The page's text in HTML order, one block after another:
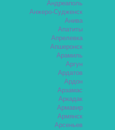
Андреаполь
Анжеро-Судженск
Анива
Апатиты
Апрелевка
Апшеронск
Арамиль
Аргун
Ардатов
Ардон
Арзамас
Аркадак
Армавир
Армянск
Арсеньев